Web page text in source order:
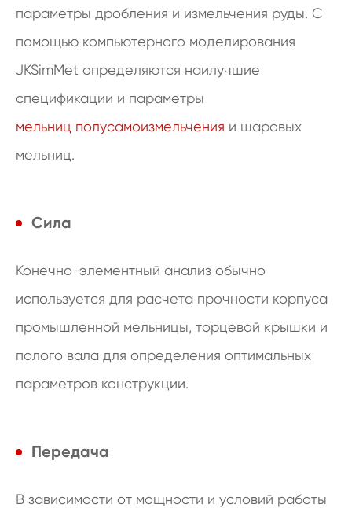
параметры дробления и измельчения руды. С
помощью компьютерного моделирования
JKSimMet определяются наилучшие
спецификации и параметры
мельниц полусамоизмельчения и шаровых
мельниц.
Сила
Конечно-элементный анализ обычно
используется для расчета прочности корпуса
промышленной мельницы, торцевой крышки и
полого вала для определения оптимальных
параметров конструкции.
Передача
В зависимости от мощности и условий работы